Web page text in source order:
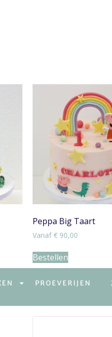
Peppa Big Taart
Vanaf € 90,00
Bestellen
PROEVERIJEN